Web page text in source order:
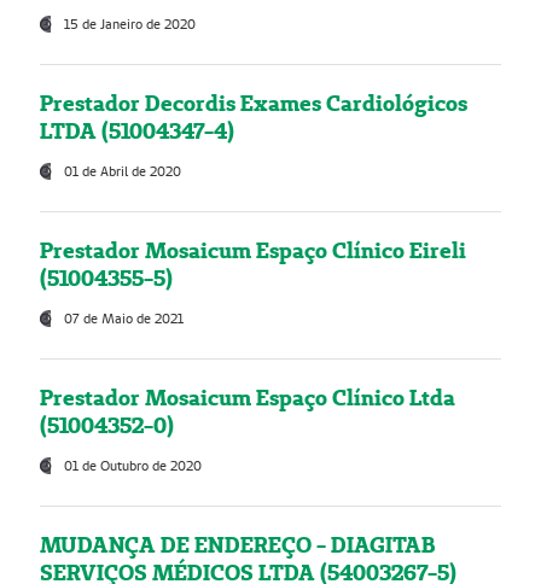
15 de Janeiro de 2020
Prestador Decordis Exames Cardiológicos
LTDA (51004347-4)
01 de Abril de 2020
Prestador Mosaicum Espaço Clínico Eireli
(51004355-5)
07 de Maio de 2021
Prestador Mosaicum Espaço Clínico Ltda
(51004352-0)
01 de Outubro de 2020
MUDANÇA DE ENDEREÇO - DIAGITAB
SERVIÇOS MÉDICOS LTDA (54003267-5)